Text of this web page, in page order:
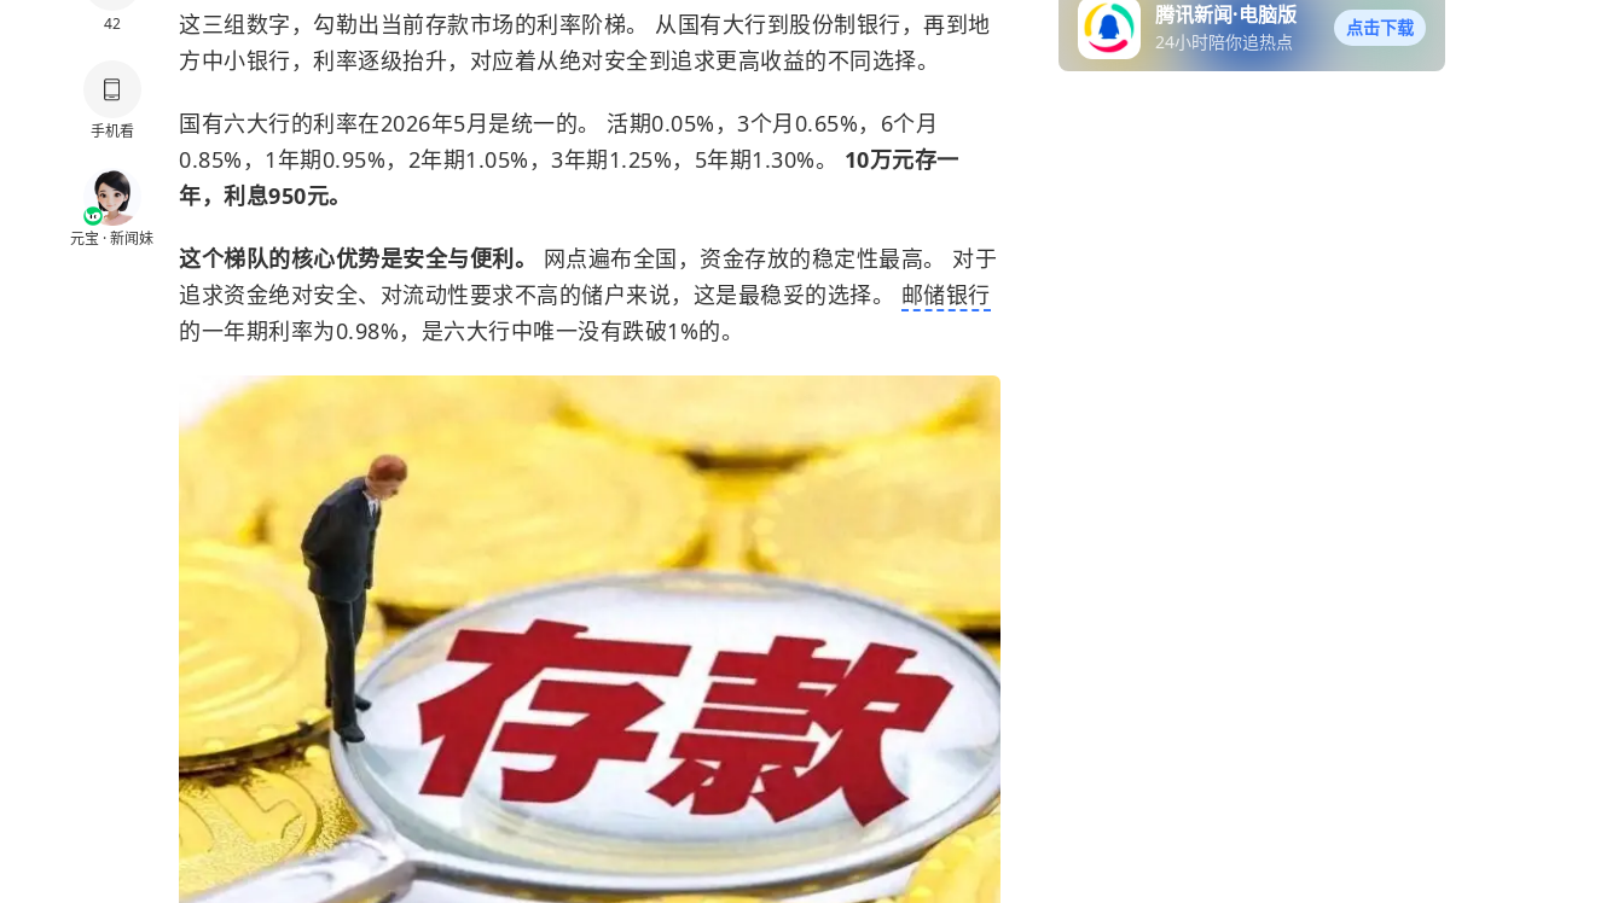
42
手机看
元宝 · 新闻妹
这三组数字，勾勒出当前存款市场的利率阶梯。 从国有大行到股份制银行，再到地
方中小银行，利率逐级抬升，对应着从绝对安全到追求更高收益的不同选择。
国有六大行的利率在2026年5月是统一的。 活期0.05%，3个月0.65%，6个月
0.85%，1年期0.95%，2年期1.05%，3年期1.25%，5年期1.30%。 10万元存一
年，利息950元。
这个梯队的核心优势是安全与便利。 网点遍布全国，资金存放的稳定性最高。 对于
追求资金绝对安全、对流动性要求不高的储户来说，这是最稳妥的选择。 邮储银行
的一年期利率为0.98%，是六大行中唯一没有跌破1%的。
腾讯新闻·电脑版
24小时陪你追热点
点击下载